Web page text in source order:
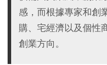
感，而根據專家和創
購、宅經濟以及個性
創業方向。